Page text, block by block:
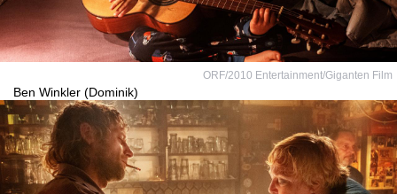
ORF/2010 Entertainment/Giganten Film
Ben Winkler (Dominik)